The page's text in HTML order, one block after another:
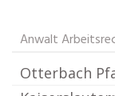
Anwalt
Otterbach